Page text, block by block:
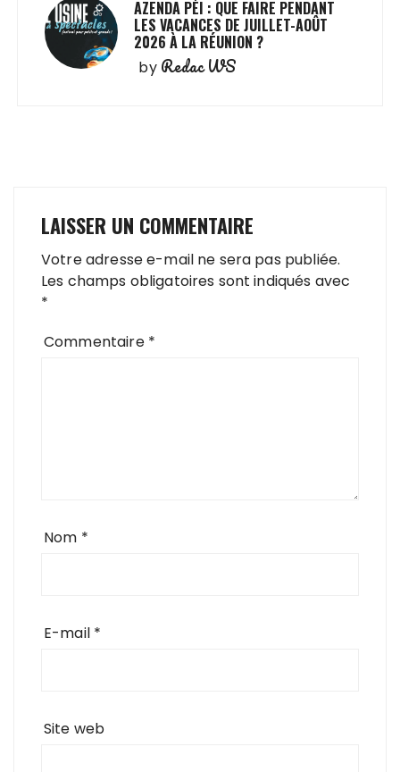
AZENDA PÉI : QUE FAIRE PENDANT
LES VACANCES DE JUILLET-AOÛT
2026 À LA RÉUNION ?
by Redac WS
LAISSER UN COMMENTAIRE
Votre adresse e-mail ne sera pas publiée.
Les champs obligatoires sont indiqués avec
*
Commentaire *
Nom *
E-mail *
Site web